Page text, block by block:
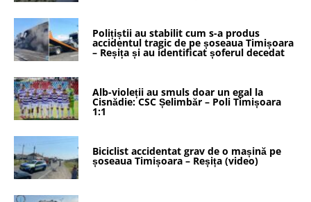
Polițiștii au stabilit cum s-a produs
accidentul tragic de pe șoseaua Timișoara
– Reșița și au identificat șoferul decedat
Alb-violeții au smuls doar un egal la
Cisnădie: CSC Șelimbăr – Poli Timișoara
1:1
Biciclist accidentat grav de o mașină pe
șoseaua Timișoara – Reșița (video)